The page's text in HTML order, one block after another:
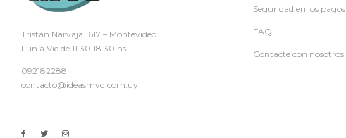
Tristán Narvaja 1617 – Montevideo
Lun a Vie de 11.30 18.30 hs
092182288
contacto@ideasmvd.com.uy
Seguridad en los pagos
FAQ
Contacte con nosotros